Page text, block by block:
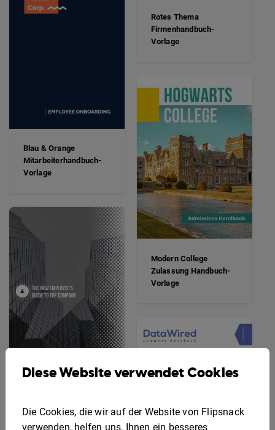
Rotes Thema
Firmenhandbuch-
Vorlage
Blau & Orange
Mitarbeiterhandbuch-
Vorlage
Modern College
Zulassung Handbuch-
Vorlage
Vorlage
Diese Website verwendet Cookies
Die Cookies, die wir auf der Website von Flipsnack
verwenden, helfen uns, Ihnen ein besseres